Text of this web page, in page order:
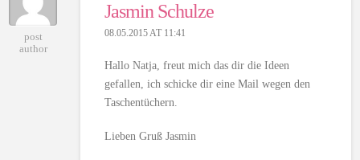
post
author
Jasmin Schulze
08.05.2015 AT 11:41
Hallo Natja, freut mich das dir die Ideen
gefallen, ich schicke dir eine Mail wegen den
Taschentüchern.
Lieben Gruß Jasmin